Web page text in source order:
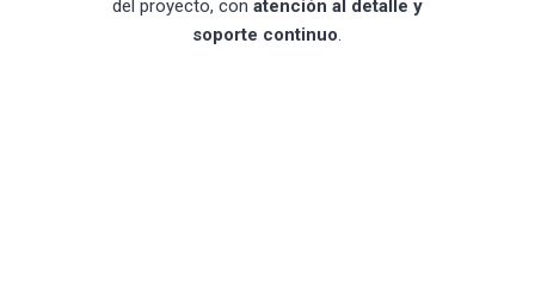
del proyecto, con atención al detalle y
soporte continuo.